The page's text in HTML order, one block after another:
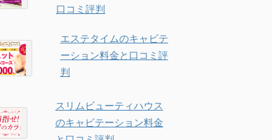
口コミ評判
エステタイムのキャビテ
ーション料金と口コミ評
判
スリムビューティハウス
のキャビテーション料金